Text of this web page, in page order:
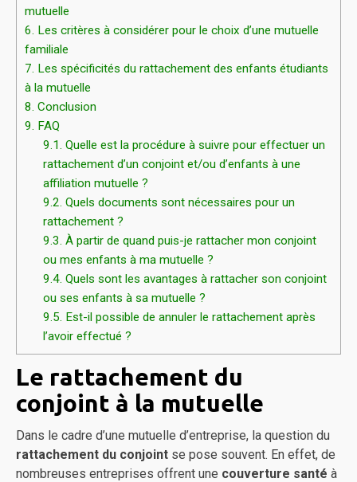
mutuelle
6. Les critères à considérer pour le choix d’une mutuelle
familiale
7. Les spécificités du rattachement des enfants étudiants
à la mutuelle
8. Conclusion
9. FAQ
9.1. Quelle est la procédure à suivre pour effectuer un
rattachement d’un conjoint et/ou d’enfants à une
affiliation mutuelle ?
9.2. Quels documents sont nécessaires pour un
rattachement ?
9.3. À partir de quand puis-je rattacher mon conjoint
ou mes enfants à ma mutuelle ?
9.4. Quels sont les avantages à rattacher son conjoint
ou ses enfants à sa mutuelle ?
9.5. Est-il possible de annuler le rattachement après
l’avoir effectué ?
Le rattachement du
conjoint à la mutuelle
Dans le cadre d’une mutuelle d’entreprise, la question du
rattachement du conjoint se pose souvent. En effet, de
nombreuses entreprises offrent une couverture santé à